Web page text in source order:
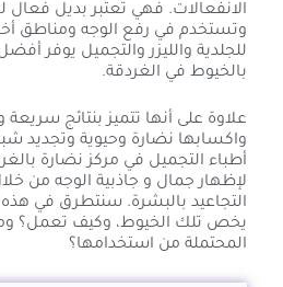
الانفعالات. فهي تعتبر بديل فعال
وتستخدم في رفع الوجه ومناطق
للجلدية والليزر والتجميل يوفر
بالخيوط في الغردقة.
علاوة على أنها تتميز بنتائج سريعة
واكسابها نضارة وحيوية وتجديد
أطباء التجميل في مركز نضارة
لإظهار جمال و جاذبية الوجه من
التجاعيد بالبشرة. سنتطرق في
يخص تلك الخيوط، وكيف تعمل؟ وما
المحتملة من استخدامها؟